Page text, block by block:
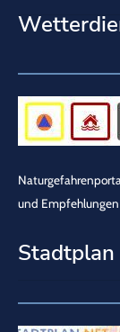
und
Stadtplan